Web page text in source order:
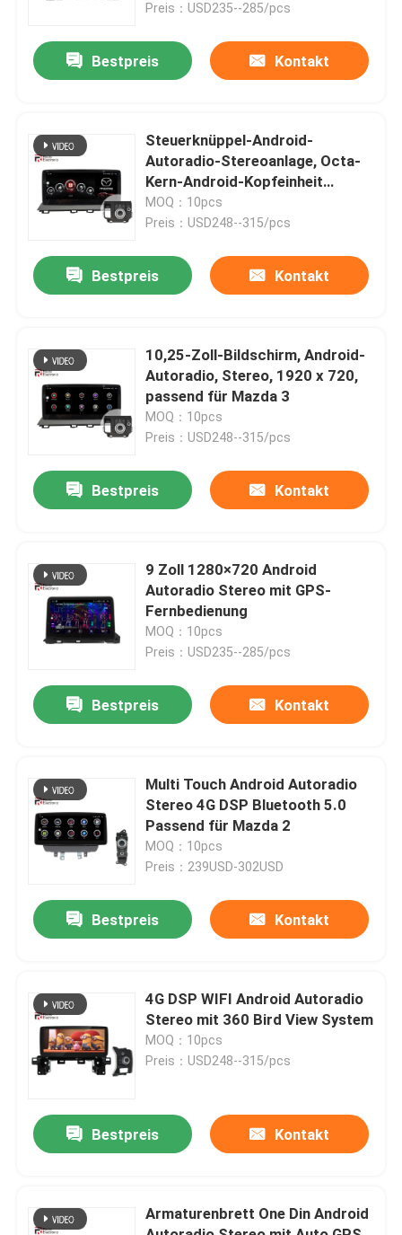
Startseite
Über uns
Qualitätskontrolle
Kontakt
Nachrichten
Alle Fälle
Android-Autoradio-Stereoanlage
Preis：USD235--285/pcs
Bestpreis Kontakt
Steuerknüppel-Android-
Autoradio-Stereoanlage, Octa-
Kern-Android-Kopfeinheit
passend für MAZDA 3
MOQ：10pcs
Preis：USD248--315/pcs
Bestpreis Kontakt
10,25-Zoll-Bildschirm, Android-
Autoradio, Stereo, 1920 x 720,
passend für Mazda 3
MOQ：10pcs
Preis：USD248--315/pcs
Bestpreis Kontakt
9 Zoll 1280×720 Android
Autoradio Stereo mit GPS-
Fernbedienung
MOQ：10pcs
Preis：USD235--285/pcs
Bestpreis Kontakt
Multi Touch Android Autoradio
Stereo 4G DSP Bluetooth 5.0
Passend für Mazda 2
MOQ：10pcs
Preis：239USD-302USD
Bestpreis Kontakt
4G DSP WIFI Android Autoradio
Stereo mit 360 Bird View System
MOQ：10pcs
Preis：USD248--315/pcs
Bestpreis Kontakt
Armaturenbrett One Din Android